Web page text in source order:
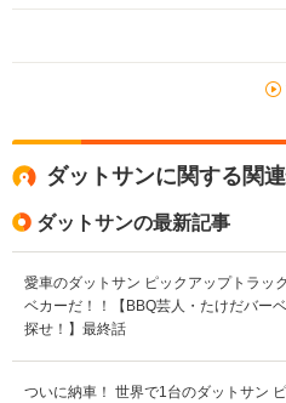
ダットサンに関する関
ダットサンの最新記事
愛車のダットサン ピックアップトラッ
ベカーだ！！【BBQ芸人・たけだバー
探せ！】最終話
ついに納車！ 世界で1台のダットサン